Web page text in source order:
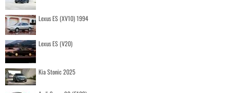
Lexus ES (XV10) 1994
Lexus ES (V20)
Kia Stonic 2025